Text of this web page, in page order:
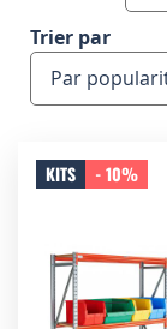
Trier par
KITS - 10%